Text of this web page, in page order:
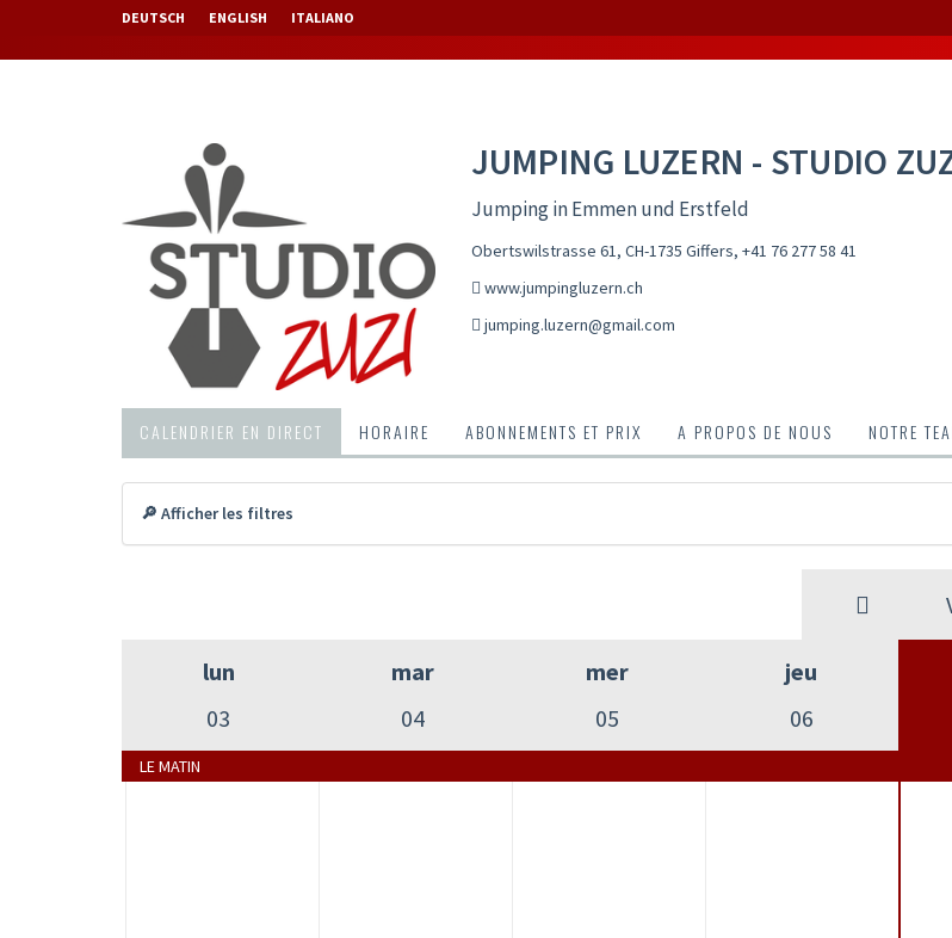
DEUTSCH ENGLISH ITALIANO
JUMPING LUZERN - STUDIO
Jumping in Emmen und Erstfeld
Obertswilstrasse 61, CH-1735 Giffers, +41 76 277 58 41
www.jumpingluzern.ch
jumping.luzern@gmail.com
CALENDRIER EN DIRECT HORAIRE ABONNEMENTS ET PRIX A PROPOS DE NOUS NOTRE
🔎 Afficher les filtres
lun
03
mar
04
mer
05
jeu
06
LE MATIN